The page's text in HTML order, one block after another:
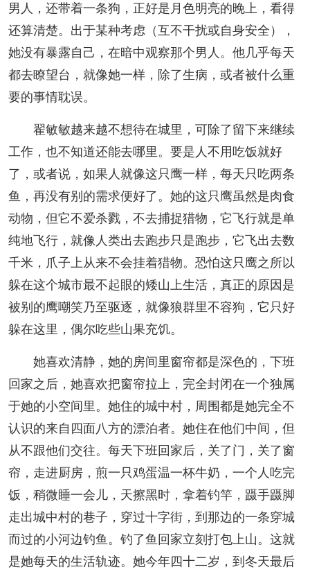
男人，还带着一条狗，正好是月色明亮的晚上，看得
还算清楚。出于某种考虑（互不干扰或自身安全），
她没有暴露自己，在暗中观察那个男人。他几乎每天
都去瞭望台，就像她一样，除了生病，或者被什么重
要的事情耽误。
翟敏敏越来越不想待在城里，可除了留下来继续
工作，也不知道还能去哪里。要是人不用吃饭就好
了，或者说，如果人就像这只鹰一样，每天只吃两条
鱼，再没有别的需求便好了。她的这只鹰虽然是肉食
动物，但它不爱杀戮，不去捕捉猎物，它飞行就是单
纯地飞行，就像人类出去跑步只是跑步，它飞出去数
千米，爪子上从来不会挂着猎物。恐怕这只鹰之所以
躲在这个城市最不起眼的矮山上生活，真正的原因是
被别的鹰嘲笑乃至驱逐，就像狼群里不容狗，它只好
躲在这里，偶尔吃些山果充饥。
她喜欢清静，她的房间里窗帘都是深色的，下班
回家之后，她喜欢把窗帘拉上，完全封闭在一个独属
于她的小空间里。她住的城中村，周围都是她完全不
认识的来自四面八方的漂泊者。她住在他们中间，但
从不跟他们交往。每天下班回家后，关了门，关了窗
帘，走进厨房，煎一只鸡蛋温一杯牛奶，一个人吃完
饭，稍微睡一会儿，天擦黑时，拿着钓竿，蹑手蹑脚
走出城中村的巷子，穿过十字街，到那边的一条穿城
而过的小河边钓鱼。钓了鱼回家立刻打包上山。这就
是她每天的生活轨迹。她今年四十二岁，到冬天最后